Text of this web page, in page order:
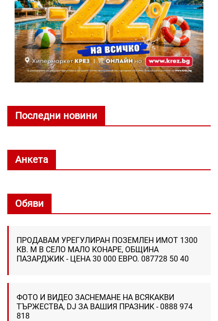
Последни новини
Анкета
Обяви
ПРОДАВАМ УРЕГУЛИРАН ПОЗЕМЛЕН ИМОТ 1300
КВ. М В СЕЛО МАЛО КОНАРЕ, ОБЩИНА
ПАЗАРДЖИК - ЦЕНА 30 000 ЕВРО. 087728 50 40
ФОТО И ВИДЕО ЗАСНЕМАНЕ НА ВСЯКАКВИ
ТЪРЖЕСТВА, DJ ЗА ВАШИЯ ПРАЗНИК - 0888 974
818